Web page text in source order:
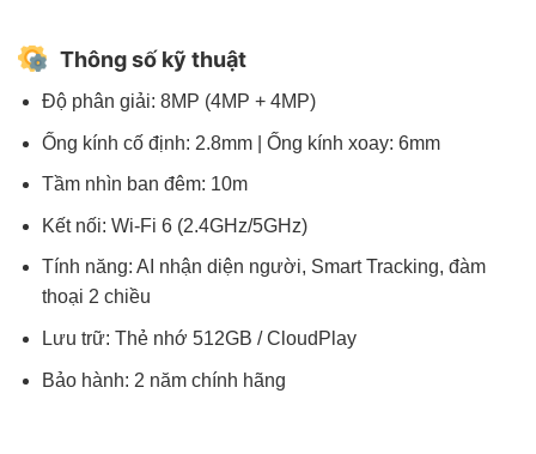
Thông số kỹ thuật
Độ phân giải: 8MP (4MP + 4MP)
Ống kính cố định: 2.8mm | Ống kính xoay: 6mm
Tầm nhìn ban đêm: 10m
Kết nối: Wi-Fi 6 (2.4GHz/5GHz)
Tính năng: AI nhận diện người, Smart Tracking, đàm
thoại 2 chiều
Lưu trữ: Thẻ nhớ 512GB / CloudPlay
Bảo hành: 2 năm chính hãng